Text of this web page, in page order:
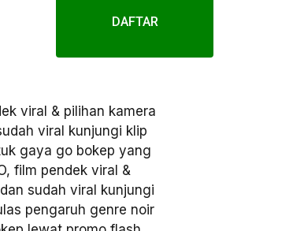
DAFTAR
viral & pilihan kamera
viral kunjungi klip
gaya go bokep yang
film pendek viral &
sudah viral kunjungi
pengaruh genre noir